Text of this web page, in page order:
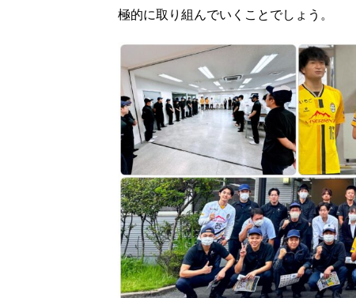
極的に取り組んでいくことでしょう。